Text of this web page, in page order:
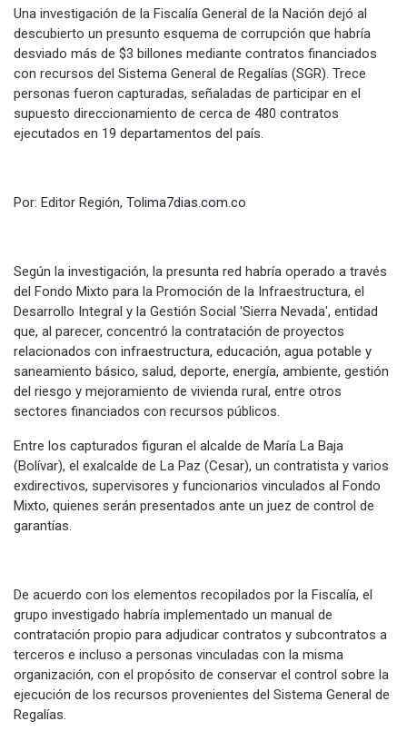
Una investigación de la Fiscalía General de la Nación dejó al
descubierto un presunto esquema de corrupción que habría
desviado más de $3 billones mediante contratos financiados
con recursos del Sistema General de Regalías (SGR). Trece
personas fueron capturadas, señaladas de participar en el
supuesto direccionamiento de cerca de 480 contratos
ejecutados en 19 departamentos del país.
Por: Editor Región, Tolima7dias.com.co
Según la investigación, la presunta red habría operado a través
del Fondo Mixto para la Promoción de la Infraestructura, el
Desarrollo Integral y la Gestión Social 'Sierra Nevada', entidad
que, al parecer, concentró la contratación de proyectos
relacionados con infraestructura, educación, agua potable y
saneamiento básico, salud, deporte, energía, ambiente, gestión
del riesgo y mejoramiento de vivienda rural, entre otros
sectores financiados con recursos públicos.
Entre los capturados figuran el alcalde de María La Baja
(Bolívar), el exalcalde de La Paz (Cesar), un contratista y varios
exdirectivos, supervisores y funcionarios vinculados al Fondo
Mixto, quienes serán presentados ante un juez de control de
garantías.
De acuerdo con los elementos recopilados por la Fiscalía, el
grupo investigado habría implementado un manual de
contratación propio para adjudicar contratos y subcontratos a
terceros e incluso a personas vinculadas con la misma
organización, con el propósito de conservar el control sobre la
ejecución de los recursos provenientes del Sistema General de
Regalías.